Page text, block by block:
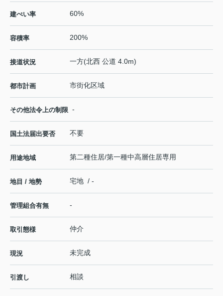
建ぺい率 60%
容積率 200%
接道状況 一方(北西 公道 4.0m)
都市計画 市街化区域
その他法令上の制限 -
国土法届出要否 不要
用途地域 第二種住居/第一種中高層住居専用
地目 / 地勢 宅地 / -
管理組合有無 -
取引態様 仲介
現況 未完成
引渡し 相談